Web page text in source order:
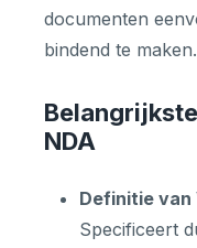
documenten
bindend te maken.
NDA
Definitie
Specificeert